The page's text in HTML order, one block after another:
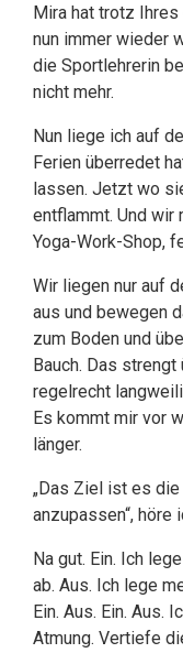
Mira hat trotz
nun immer wieder
die Sportlehrerin
nicht mehr.
Nun liege ich auf
Ferien überredet
lassen. Jetzt wo
entflammt. Und wir
Yoga-Work-Shop,
Wir liegen nur auf
aus und bewegen
zum Boden und
Bauch. Das
regelrecht
Es kommt mir vor
länger.
„Das Ziel ist es
anzupassen“, höre
Na gut. Ein. Ich
ab. Aus. Ich lege
Ein. Aus. Ein. Aus.
Atmung. Vertiefe